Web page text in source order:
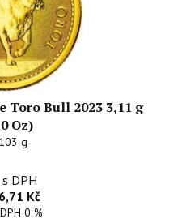
Toro Bull 2023 3,11 g
Oz)
g
s DPH
Kč
0 %